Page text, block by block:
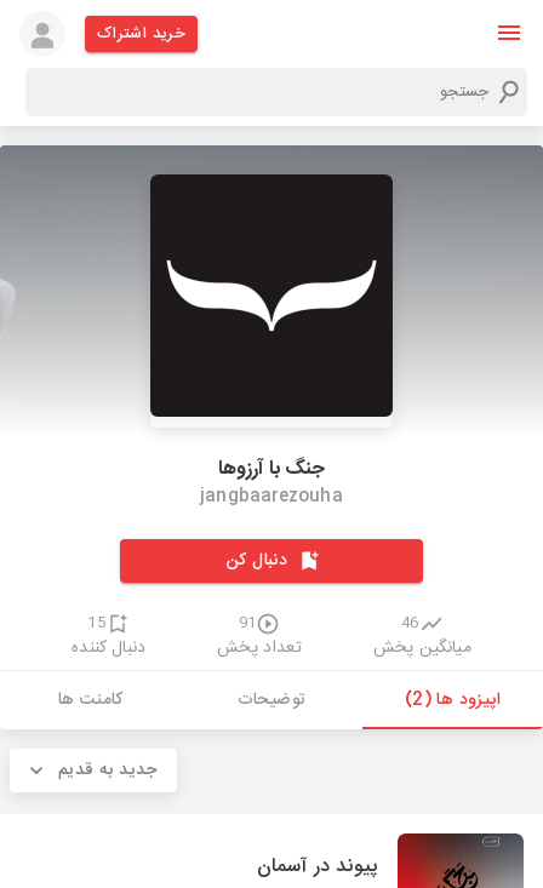
خرید اشتراک
جنگ با آرزوها
jangbaarezouha
دنبال کن
46
میانگین پخش
91
تعداد پخش
15
دنبال کننده
اپیزود ها (2)
توضیحات کامنت ها
جدید به قدیم
پیوند در آسمان